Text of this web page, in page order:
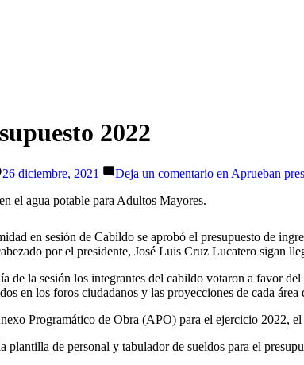
2022
26 diciembre, 2021 Deja un comentario en Aprueban
el agua potable para Adultos Mayores.
en sesión de Cabildo se aprobó el presupuesto de
por el presidente, José Luis Cruz Lucatero sigan
de la sesión los integrantes del cabildo votaron a favor
en los foros ciudadanos y las proyecciones de cada
Programático de Obra (APO) para el ejercicio 2022,
plantilla de personal y tabulador de sueldos para el